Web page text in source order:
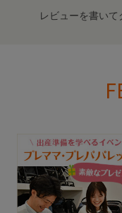
レビューを書いて